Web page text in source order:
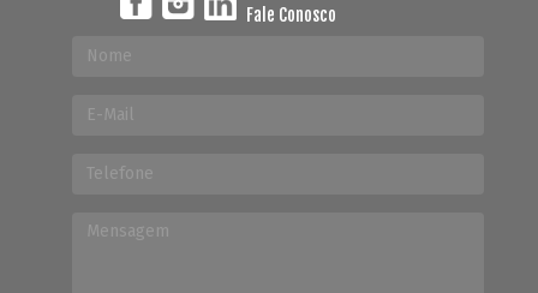
Fale Conosco